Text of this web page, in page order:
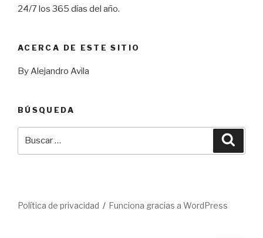
24/7 los 365 días del año.
ACERCA DE ESTE SITIO
By Alejandro Avila
BÚSQUEDA
Política de privacidad Funciona gracias a WordPress